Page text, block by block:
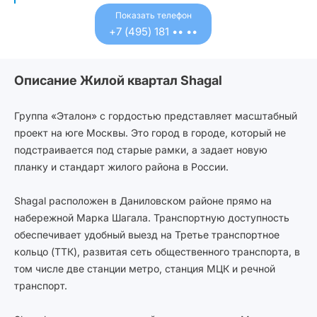
Арена, Центр синхронного плавания,
ФОК «Торпедо». На ул. Лисицкого
обустроен парк Тюфелева роща с
15 минут можно добраться пешком
заповедника Коломенское. Не более
получаса пешком до Культурного
центра ЗИЛ и лаборатории
современного театра. В 3 км от ЖК
центр «Эрмитаж-Москва»,
развлекательный кластер «Парк
легенд», бизнес-кластер Nagatino i-
Land и ТЦ «Ривьера».
Показать телефон
+7 (495) 181 •• ••
Описание Жилой квартал Shagal
Группа «Эталон» с гордостью представляет масштабный
проект на юге Москвы. Это город в городе, который не
подстраивается под старые рамки, а задает новую
планку и стандарт жилого района в России.
Shagal расположен в Даниловском районе прямо на
набережной Марка Шагала. Транспортную доступность
обеспечивает удобный выезд на Третье транспортное
кольцо (ТТК), развитая сеть общественного транспорта, в
том числе две станции метро, станция МЦК и речной
транспорт.